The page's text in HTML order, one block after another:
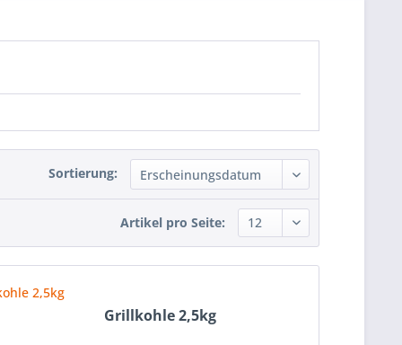
Sortierung:
Artikel pro Seite:
Grillkohle 2,5kg